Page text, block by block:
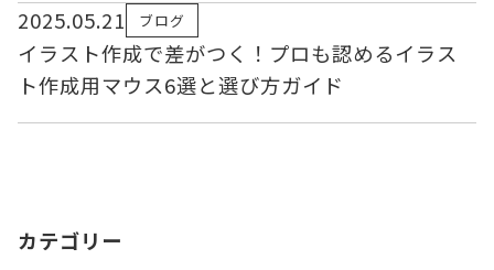
2025.05.21
ブログ
イラスト作成で差がつく！プロも認めるイラス
ト作成用マウス6選と選び方ガイド
カテゴリー